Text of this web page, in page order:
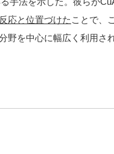
応と位置づけた ことで、
野を中心に幅広く利用さ